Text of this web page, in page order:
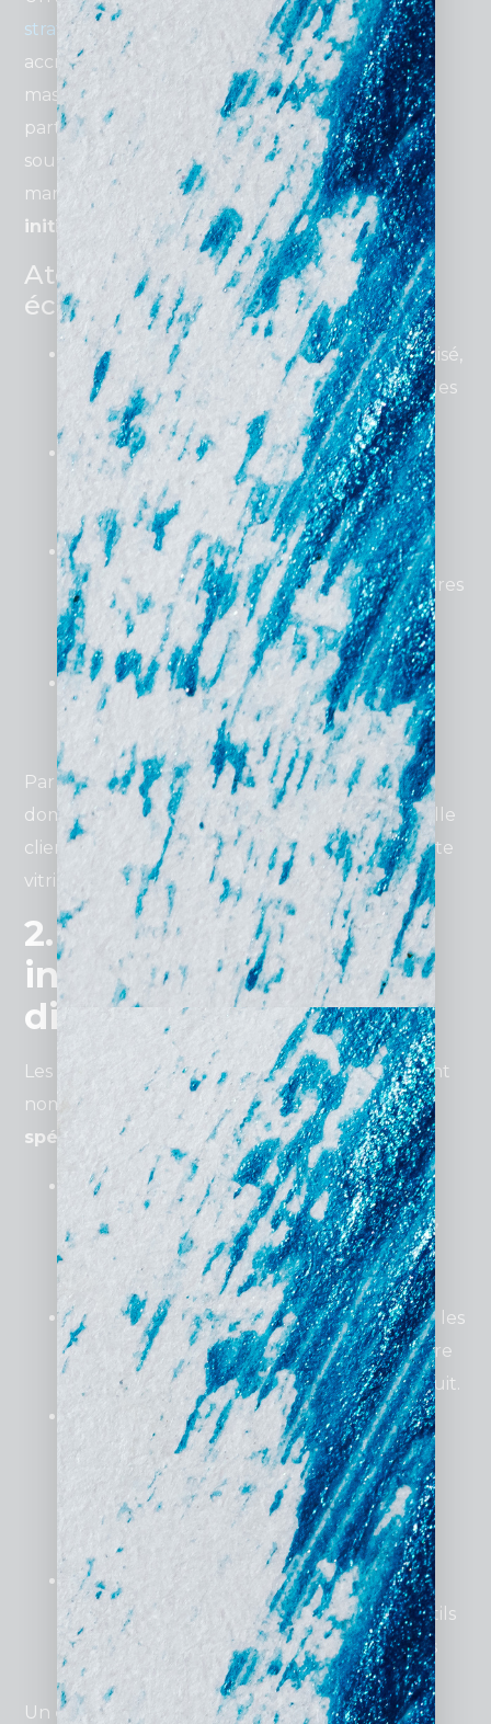
stratégique pour les entreprises souhaitant
accroître leur
présence en lignesans investir
massivement dès le départ. Il s’adresse
particulièrement auxartisans, TPEetPME, qui
souhaitent se positionner efficacement sur le
marché local tout en limitant leursdépenses
initiales
Atouts d’un site internet
économique :
Visibilité accrue
: Avec un site bien optimisé,
vous apparaissez dans les recherches locales
et régionales.
Image professionnelle: Un site internet
donne une impression de crédibilité et de
sérieux à vos clients potentiels.
Retour sur investissement rapide:
Contrairement à des campagnes publicitaires
ponctuelles, un site offre des résultats
durables dans le temps.
Évolutivité: Même à petit budget, un site
peut être amélioré avec le temps en
ajoutant des fonctionnalités.
Par exemple, une entreprise de services à
domicile à Lille a réussi à doubler son portefeuille
clients en moins de six mois grâce à un simple site
vitrine bien conçu.
2. Les types de sites
internet abordables
disponibles
Les pour unsite internet pas chersont
nombreuses, chacune adaptée à desbesoins
spécifiques
Sites vitrines: Idéal pour présenter vos
services, votre histoire et vos coordonnées,
ces sites sont parfaits pour les artisans et
commerces de proximité.
Sites e-commerce légers: Conçus pour les
petites boutiques, ils permettent de vendre
vos produits en ligne avec un budget réduit.
Sites “one-page”: Une seule page
condensée regroupant toutes les
informations essentielles, idéal pour les
campagnes ponctuelles ou les petites
entreprises.
CMS économiques
: Des plateformes
comme WordPress ou Wix offrent des outils
flexibles pour personnaliser votre site sans
frais importants.
Un exemple concret: Un salon de coiffure à